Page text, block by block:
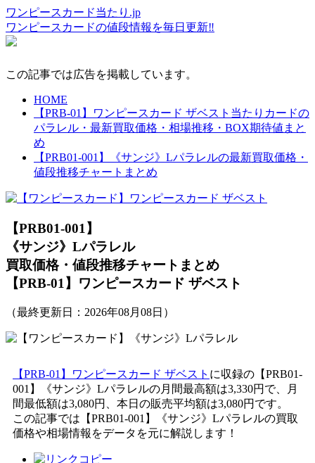
ワンピースカード当たり.jp
ワンピースカードの値段情報を毎日更新‼
この記事では広告を掲載しています。
HOME
【PRB-01】ワンピースカード ザベスト当たりカードの
パラレル・最新買取価格・相場推移・BOX期待値まと
め
【PRB01-001】《サンジ》Lパラレルの最新買取価格・
値段推移チャートまとめ
【PRB01-001】
《サンジ》Lパラレル
買取価格・値段推移チャートまとめ
【PRB-01】ワンピースカード ザベスト
（最終更新日： 2026年08月08日 ）
【PRB-01】ワンピースカード ザベスト に収録の【PRB01-
001】《サンジ》Lパラレルの月間最高額は3,330円で、月
間最低額は3,080円、本日の販売平均額は3,080円です。
この記事では【PRB01-001】《サンジ》Lパラレルの買取
価格や相場情報をデータを元に解説します！